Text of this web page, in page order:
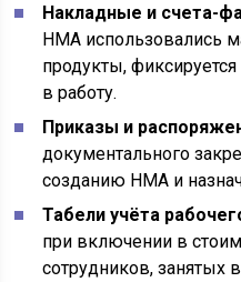
Накладные и счета-
НМА использовались
продукты,
в работу.
Приказы и
документального
созданию НМА и
Табели учёта
при включении в
сотрудников, занятых